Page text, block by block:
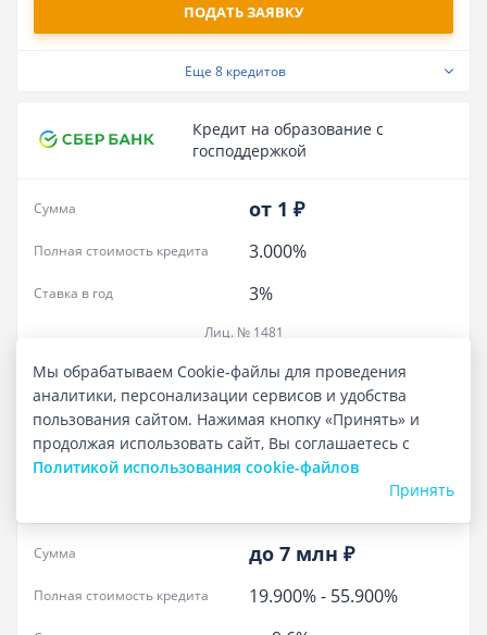
ПОДАТЬ ЗАЯВКУ
Еще 8 кредитов
Кредит на образование с
господдержкой
от 1 ₽
Сумма
3.000%
Полная стоимость кредита
3%
Ставка в год
Лиц. № 1481
ПОДАТЬ ЗАЯВКУ
Еще5 кредитов
Кредит наличными онлайн
до 7 млн ₽
Сумма
19.900%- 55.900%
Полная стоимость кредита
Мы обрабатываем Cookie-файлы для проведения
аналитики, персонализации сервисов и удобства
пользования сайтом. Нажимая кнопку «Принять» и
продолжая использовать сайт, Вы соглашаетесь с
Политикой использования cookie-файлов
Принять